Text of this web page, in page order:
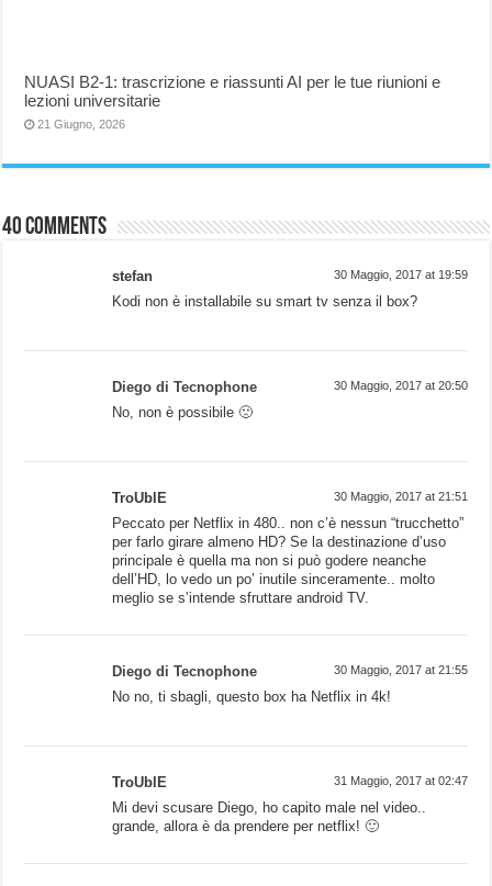
NUASI B2-1: trascrizione e riassunti AI per le tue riunioni e
lezioni universitarie
21 Giugno, 2026
40 comments
stefan 30 Maggio, 2017 at 19:59
Kodi non è installabile su smart tv senza il box?
Diego di Tecnophone 30 Maggio, 2017 at 20:50
No, non è possibile 🙁
TroUblE 30 Maggio, 2017 at 21:51
Peccato per Netflix in 480.. non c’è nessun “trucchetto”
per farlo girare almeno HD? Se la destinazione d’uso
principale è quella ma non si può godere neanche
dell’HD, lo vedo un po’ inutile sinceramente.. molto
meglio se s’intende sfruttare android TV.
Diego di Tecnophone 30 Maggio, 2017 at 21:55
No no, ti sbagli, questo box ha Netflix in 4k!
TroUblE 31 Maggio, 2017 at 02:47
Mi devi scusare Diego, ho capito male nel video..
grande, allora è da prendere per netflix! 🙂